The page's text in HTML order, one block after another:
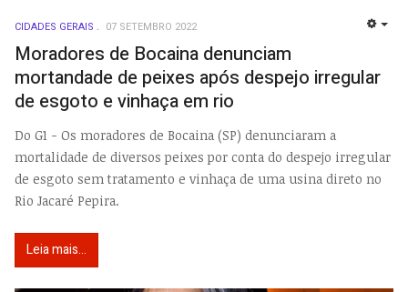
CIDADES GERAIS 07 SETEMBRO 2022
Moradores de Bocaina denunciam
mortandade de peixes após despejo irregular
de esgoto e vinhaça em rio
Do G1 - Os moradores de Bocaina (SP) denunciaram a
mortalidade de diversos peixes por conta do despejo irregular
de esgoto sem tratamento e vinhaça de uma usina direto no
Rio Jacaré Pepira.
Leia mais...